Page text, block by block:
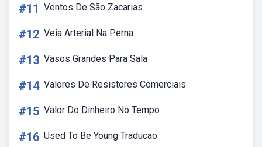
#11 Ventos De São Zacarias
#12 Veia Arterial Na Perna
#13 Vasos Grandes Para Sala
#14 Valores De Resistores Comerciais
#15 Valor Do Dinheiro No Tempo
#16 Used To Be Young Traducao